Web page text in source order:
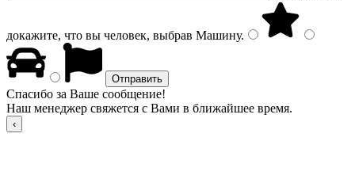
докажите, что вы человек, выбрав Машину.
Спасибо за Ваше сообщение!
Наш менеджер свяжется с Вами в ближайшее время.